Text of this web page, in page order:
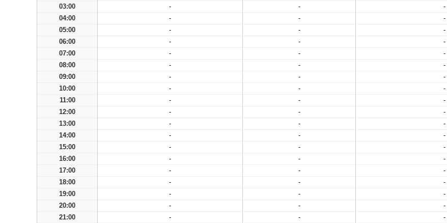
03:00
- - -
04:00
- - -
05:00
- - -
06:00
- - -
07:00
- - -
08:00
- - -
09:00
- - -
10:00
- - -
11:00
- - -
12:00
- - -
13:00
- - -
14:00
- - -
15:00
- - -
16:00
- - -
17:00
- - -
18:00
- - -
19:00
- - -
20:00
- - -
21:00
- - -